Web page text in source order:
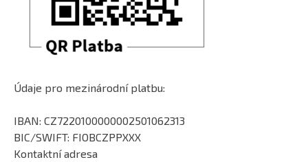
Údaje pro mezinárodní platbu:
IBAN: CZ7220100000002501062313
BIC/SWIFT: FIOBCZPPXXX
Kontaktní adresa